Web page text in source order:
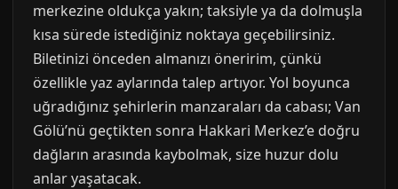
merkezine oldukça yakın; taksiyle ya da dolmuşla
kısa sürede istediğiniz noktaya geçebilirsiniz.
Biletinizi önceden almanızı öneririm, çünkü
özellikle yaz aylarında talep artıyor. Yol boyunca
uğradığınız şehirlerin manzaraları da cabası; Van
Gölü’nü geçtikten sonra Hakkari Merkez’e doğru
dağların arasında kaybolmak, size huzur dolu
anlar yaşatacak.